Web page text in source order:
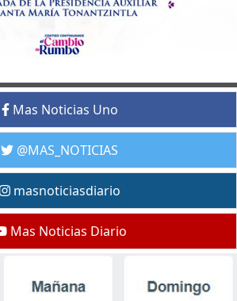
Mas Noticias Uno
@MAS_NOTICIAS
masnoticiasdiario
Mas Noticias Diario